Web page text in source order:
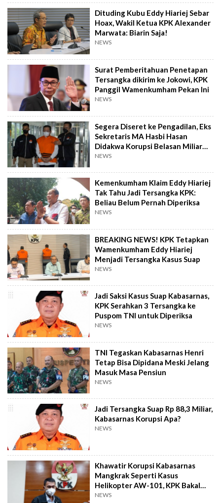
Dituding Kubu Eddy Hiariej Sebar
Hoax, Wakil Ketua KPK Alexander
Marwata: Biarin Saja!
NEWS
Surat Pemberitahuan Penetapan
Tersangka dikirim ke Jokowi, KPK
Panggil Wamenkumham Pekan Ini
NEWS
Segera Diseret ke Pengadilan, Eks
Sekretaris MA Hasbi Hasan
Didakwa Korupsi Belasan Miliar
buat Foya-foya
NEWS
Kemenkumham Klaim Eddy Hiariej
Tak Tahu Jadi Tersangka KPK:
Beliau Belum Pernah Diperiksa
NEWS
BREAKING NEWS! KPK Tetapkan
Wamenkumham Eddy Hiariej
Menjadi Tersangka Kasus Suap
NEWS
Jadi Saksi Kasus Suap Kabasarnas,
KPK Serahkan 3 Tersangka ke
Puspom TNI untuk Diperiksa
NEWS
TNI Tegaskan Kabasarnas Henri
Tetap Bisa Dipidana Meski Jelang
Masuk Masa Pensiun
NEWS
Jadi Tersangka Suap Rp 88,3 Miliar,
Kabasarnas Korupsi Apa?
NEWS
Khawatir Korupsi Kabasarnas
Mangkrak Seperti Kasus
Helikopter AW-101, KPK Bakal
Temui Panglima TNI
NEWS